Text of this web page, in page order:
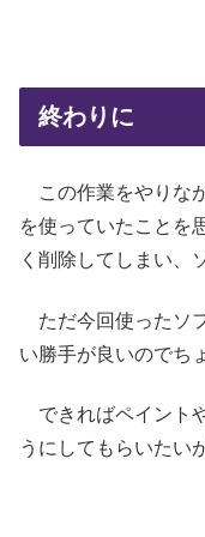
終わりに
この作業をやりな
を使っていたことを
く削除してしまい、
ただ今回使ったソ
い勝手が良いのでち
できればペイント
うにしてもらいたい